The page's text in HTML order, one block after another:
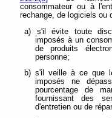
consommateur ou à
rechange, de logiciels ou
a) s'il évite toute
imposés à un
de produits
personne;
b) s'il veille à ce que
imposés ne
pourcentage de
fournissant des
d'entretien ou de